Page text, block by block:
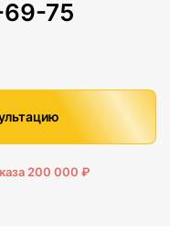
75
200 000 ₽